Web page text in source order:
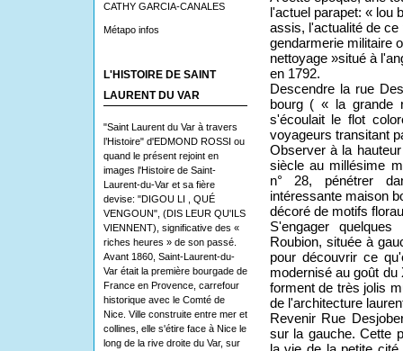
CATHY GARCIA-CANALES
Métapo infos
L'HISTOIRE DE SAINT
LAURENT DU VAR
"Saint Laurent du Var à travers
l’Histoire" d'EDMOND ROSSI ou
quand le présent rejoint en
images l'Histoire de Saint-
Laurent-du-Var et sa fière
devise: "DIGOU LI , QUÉ
VENGOUN", (DIS LEUR QU'ILS
VIENNENT), significative des «
riches heures » de son passé.
Avant 1860, Saint-Laurent-du-
Var était la première bourgade de
France en Provence, carrefour
historique avec le Comté de
Nice. Ville construite entre mer et
collines, elle s'étire face à Nice le
long de la rive droite du Var, sur
l'actuel parapet: « lou
assis, l'actualité de ce
gendarmerie militaire
nettoyage »situé à
en 1792.
Descendre la rue
bourg ( « la grande
s'écoulait le flot
voyageurs transitant
Observer à la
siècle au millésime
n° 28, pénétrer
intéressante maison
décoré de motifs
S'engager
Roubion, située à
pour découvrir ce
modernisé au goût
forment de très jolis
de l'architecture
Revenir Rue
sur la gauche. Cette